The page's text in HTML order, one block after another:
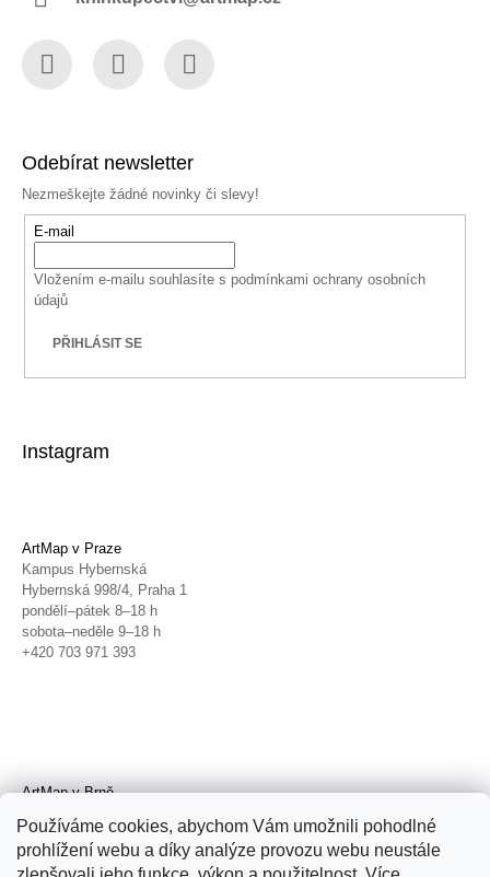
Používáme cookies, abychom Vám umožnili pohodlné
prohlížení webu a díky analýze provozu webu neustále
Odebírat newsletter
Nezmeškejte žádné novinky či slevy!
E-mail
Vložením e-mailu souhlasíte s podmínkami ochrany osobních
údajů
PŘIHLÁSIT SE
Instagram
ArtMap v Praze
Kampus Hybernská
Hybernská 998/4, Praha 1
pondělí–pátek 8–18 h
sobota–neděle 9–18 h
+420 703 971 393
ArtMap v Brně
Radnická 4, Brno
úterý–pátek 11–19 h